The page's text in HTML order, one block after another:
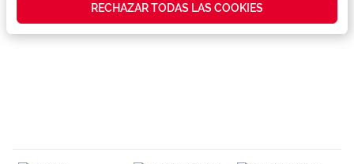
contenidos
personalizados
RECHAZAR TODAS LAS COOKIES
Serviços exclusivos